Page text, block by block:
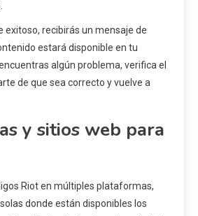
exitoso, recibirás un mensaje de
estará disponible en tu
algún problema, verifica el
de que sea correcto y vuelve a
y sitios web para
Riot en múltiples plataformas,
donde están disponibles los